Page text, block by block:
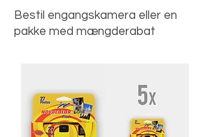
Bestil engangskamera eller en
pakke med mængderabat